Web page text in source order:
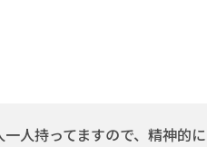
一人持ってますので、精神的